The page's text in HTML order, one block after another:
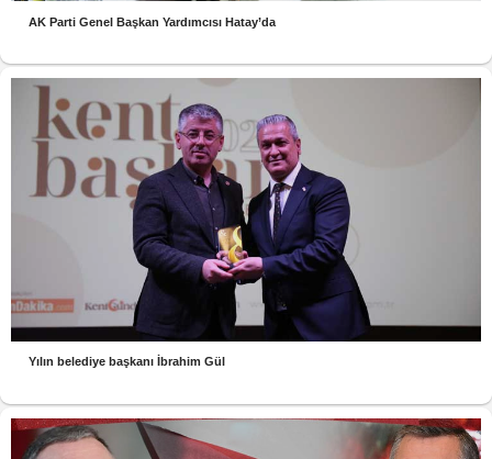
AK Parti Genel Başkan Yardımcısı Hatay’da
Yılın belediye başkanı İbrahim Gül